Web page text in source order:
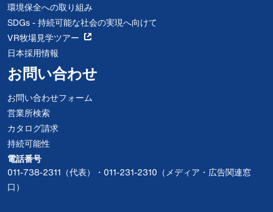
環境保全への取り組み
SDGs - 持続可能な社会の実現へ向けて
VR牧場見学ツアー
日本採用情報
お問い合わせ
お問い合わせフォーム
営業所検索
カタログ請求
持続可能性
電話番号
011-738-2311（代表）・011-231-2310（メディア・広告関連窓
口）